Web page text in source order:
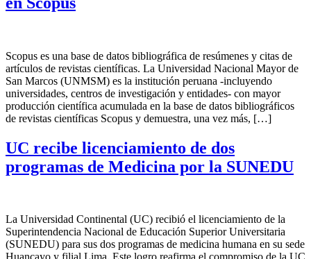
Scopus es una base de datos bibliográfica de resúmenes y citas de
artículos de revistas científicas. La Universidad Nacional Mayor de
San Marcos (UNMSM) es la institución peruana -incluyendo
universidades, centros de investigación y entidades- con mayor
producción científica acumulada en la base de datos bibliográficos
de revistas científicas Scopus y demuestra, una vez más, […]
UC recibe licenciamiento de dos
programas de Medicina por la SUNEDU
La Universidad Continental (UC) recibió el licenciamiento de la
Superintendencia Nacional de Educación Superior Universitaria
(SUNEDU) para sus dos programas de medicina humana en su sede